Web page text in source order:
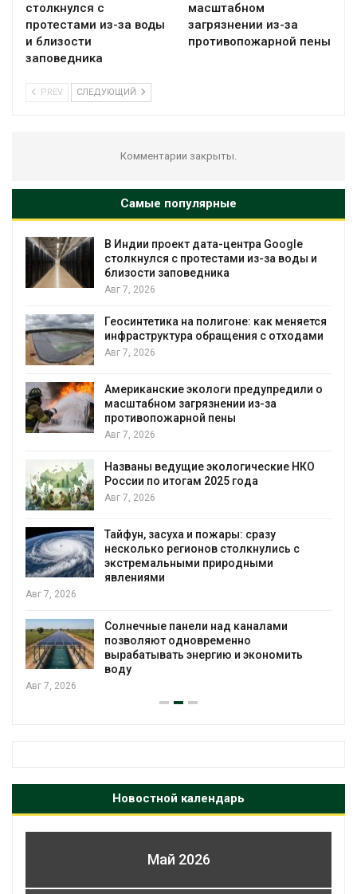
столкнулся с
протестами из-за воды
и близости
заповедника
масштабном
загрязнении из-за
противопожарной пены
PREV СЛЕДУЮЩИЙ
Комментарии закрыты.
Самые популярные
В Индии проект дата-центра Google
столкнулся с протестами из-за воды и
близости заповедника
Авг 7, 2026
Геосинтетика на полигоне: как меняется
инфраструктура обращения с отходами
Авг 7, 2026
Американские экологи предупредили о
масштабном загрязнении из-за
противопожарной пены
Авг 7, 2026
Названы ведущие экологические НКО
России по итогам 2025 года
Авг 7, 2026
Тайфун, засуха и пожары: сразу
несколько регионов столкнулись с
экстремальными природными
явлениями
Авг 7, 2026
Солнечные панели над каналами
позволяют одновременно
вырабатывать энергию и экономить
воду
Авг 7, 2026
Новостной календарь
Май 2026